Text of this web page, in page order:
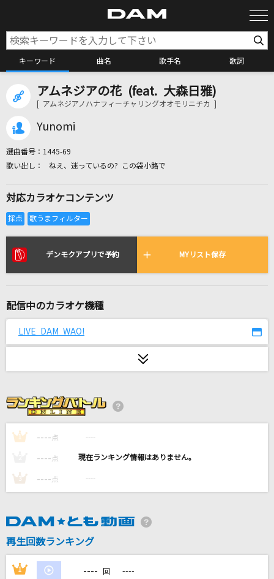
キーワード 曲名 歌手名 歌詞
カラオケ検索
リアルタイムで歌われている曲の一覧
[生音]猫
流転の花
[良音]HEAVEN
浜崎あゆみ
マカロニえんぴつ
timelesz
[生音]冬と春
back number
アムネジアの花 (feat. 大森日雅)
[ アムネジアノハナフィーチャリングオオモリニチカ ]
Yunomi
選曲番号： 1445-69
ねえ、迷っているの? この袋小路で
対応カラオケコンテンツ
デンモクアプリで予約 MYリスト保存
配信中のカラオケ機種
LIVE DAM WAO!
1 ---- 点 ----
---- 点 ----
3 ---- 点 ----
再生回数ランキング
1 ---- 回 ----